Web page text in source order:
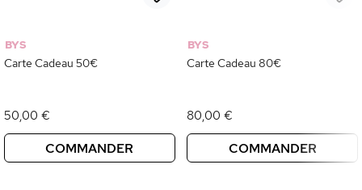
BYS
Carte Cadeau 50€
50,00 €
COMMANDER
BYS
Carte Cadeau 80€
80,00 €
COMMANDER